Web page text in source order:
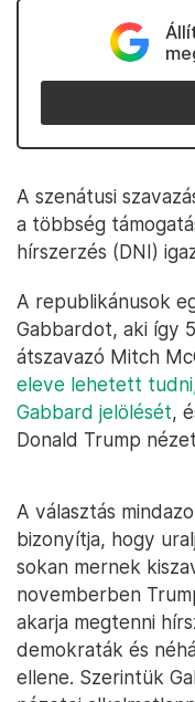
A szenátusi
a többség
hírszerzés (DNI)
A republikánusok
Gabbardot, aki így
átszavazó Mitch
eleve lehetett
Gabbard jelölését,
Donald Trump
A választás
bizonyítja, hogy
sokan mernek
novemberben
akarja megtenni
demokraták és
ellene. Szerintük